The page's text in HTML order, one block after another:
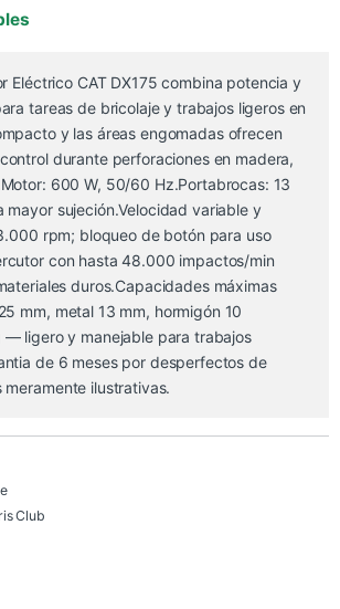
Eléctrico CAT DX175 combina potencia y
tareas de bricolaje y trabajos ligeros en
y las áreas engomadas ofrecen
durante perforaciones en madera,
600 W, 50/60 Hz.Portabrocas: 13
mayor sujeción.Velocidad variable y
rpm; bloqueo de botón para uso
con hasta 48.000 impactos/min
duros.Capacidades máximas
mm, metal 13 mm, hormigón 10
— ligero y manejable para trabajos
de 6 meses por desperfectos de
ilustrativas.
Club